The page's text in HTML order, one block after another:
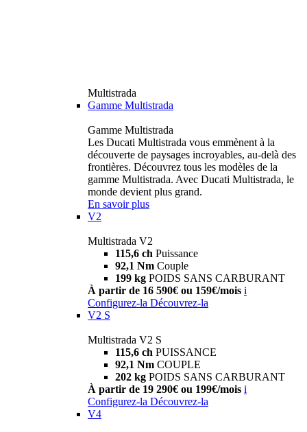
Multistrada
Gamme Multistrada
Gamme Multistrada
Les Ducati Multistrada vous emmènent à la
découverte de paysages incroyables, au-delà des
frontières. Découvrez tous les modèles de la
gamme Multistrada. Avec Ducati Multistrada, le
monde devient plus grand.
En savoir plus
V2
Multistrada V2
115,6 ch Puissance
92,1 Nm Couple
199 kg POIDS SANS CARBURANT
À partir de 16 590€ ou 159€/mois i
Configurez-la Découvrez-la
V2 S
Multistrada V2 S
115,6 ch PUISSANCE
92,1 Nm COUPLE
202 kg POIDS SANS CARBURANT
À partir de 19 290€ ou 199€/mois i
Configurez-la Découvrez-la
V4